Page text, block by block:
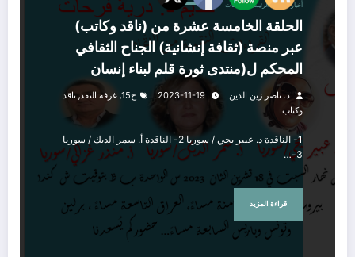
أخبار المنتدى الرئيسية دراسات
الحلقة الخامسة عشرة من (ناقد وكاتب)
عبر منصة (ثقافة إنشانية) الجناح الثقافي
المحكم ل(منتدى ثورة قلم لبناء إنسان
أفضل) وذلك عن رواية (العرافة ذات المنقار
الأسود) للكاتب الروائي القدير( الدكتور
محمد اقبال حرب) يشترك في القراءات
النقدية أعضاء (غرفة النقد الأدبي لمنصة
ثقافة انسانية) كلٌّ من :
د. ناصر زين الدين 2023-11-19 ح15 , غرفة النقد,ناقد
وكتاب
1- الناقدة د. عبير يحي / سوريا 2- الناقدة أ. سمر الديك / سوريا
3-…
قراءة المزيد